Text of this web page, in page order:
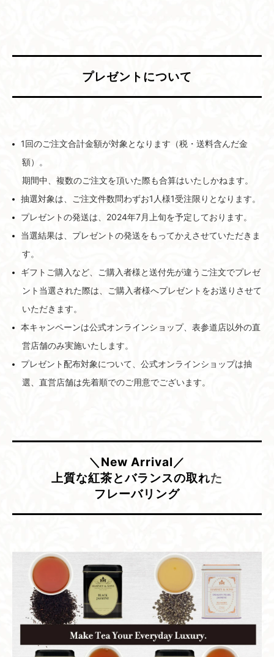
プレゼントに​ついて
1回のご注文合計金額が対象となります（税・送料含んだ金
額）。
期間中、複数のご注文を頂いた際も合算はいたしかねます。
抽選対象は、ご注文件数問わずお1人様1受注限りとなります。
プレゼントの発送は、2024年7月上旬を予定しております。
当選結果は、プレゼントの発送をもってかえさせていただきま
す。
ギフトご購入など、ご購入者様と送付先が違うご注文でプレゼ
ント当選された際は、ご購入者様へプレゼントをお送りさせて
いただきます。
本キャンペーンは公式オンラインショップ、表参道店以外の直
営店舗のみ実施いたします。
プレゼント配布対象について、公式オンラインショップは抽
選、直営店舗は先着順でのご用意でございます。
＼New Arrival／
上質な​紅茶と​バランスの​取れた​
フレーバリング